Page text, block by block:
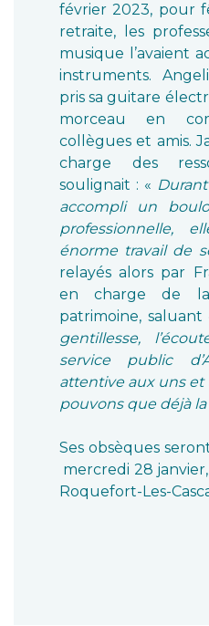
février 2023, pour
retraite, les
musique l’avaient
instruments.
pris sa guitare
morceau en
collègues et amis.
charge des
soulignait : «
accompli un
professionnelle,
énorme travail de
relayés alors par
en charge de
patrimoine, saluant
gentillesse,
service public
attentive aux uns et
pouvons que déjà
Ses obsèques
mercredi 28 janvier,
Roquefort-Les-